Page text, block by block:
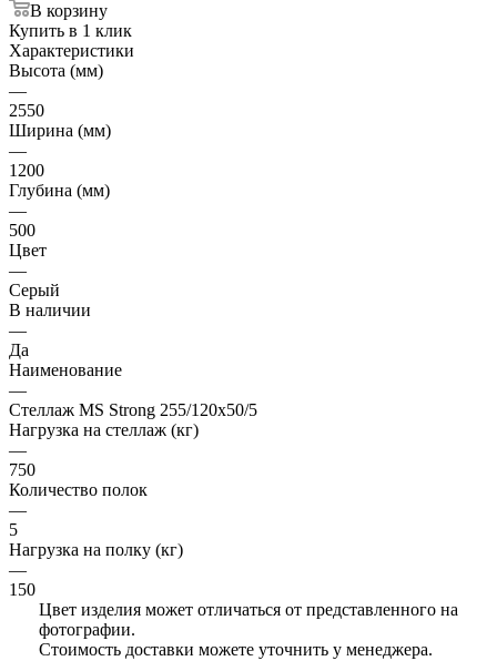
В корзину
Купить в 1 клик
Характеристики
Высота (мм)
—
2550
Ширина (мм)
—
1200
Глубина (мм)
—
500
Цвет
—
Серый
В наличии
—
Да
Наименование
—
Стеллаж MS Strong 255/120х50/5
Нагрузка на стеллаж (кг)
—
750
Количество полок
—
5
Нагрузка на полку (кг)
—
150
Цвет изделия может отличаться от представленного на
фотографии.
Стоимость доставки можете уточнить у менеджера.